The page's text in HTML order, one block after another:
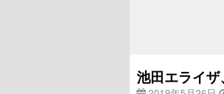
池田エライザ